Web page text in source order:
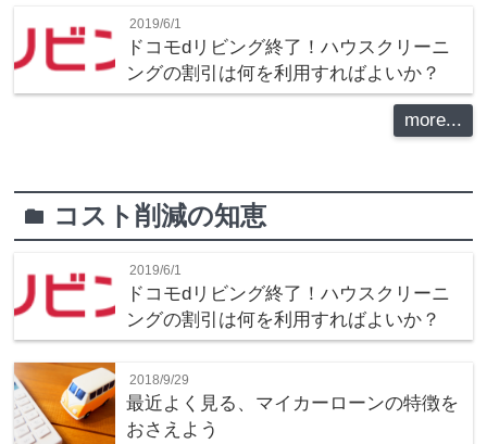
2019/6/1
ドコモdリビング終了！ハウスクリーニ
ングの割引は何を利用すればよいか？
more...
folder コスト削減の知恵
2019/6/1
ドコモdリビング終了！ハウスクリーニ
ングの割引は何を利用すればよいか？
2018/9/29
最近よく見る、マイカーローンの特徴を
おさえよう